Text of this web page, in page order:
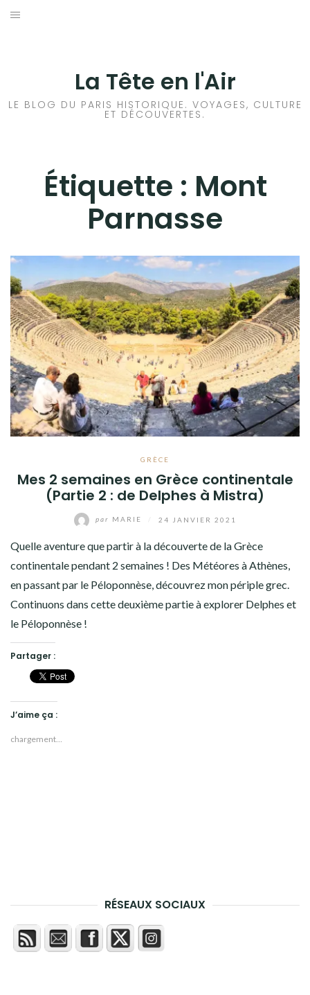
Aller
La Tête en l'Air
LE BLOG DU PARIS HISTORIQUE. VOYAGES, CULTURE
ET DÉCOUVERTES.
Étiquette : Mont
Parnasse
GRÈCE
Mes 2 semaines en Grèce continentale
(Partie 2 : de Delphes à Mistra)
par MARIE 24 JANVIER 2021
Quelle aventure que partir à la découverte de la Grèce
continentale pendant 2 semaines ! Des Météores à Athènes,
en passant par le Péloponnèse, découvrez mon périple grec.
Continuons dans cette deuxième partie à explorer Delphes et
le Péloponnèse !
Partager :
J’aime ça :
chargement…
RÉSEAUX SOCIAUX
HISTOIRES EN ILE DE FRANCE
VOYAGES À L’ÉTRANGER